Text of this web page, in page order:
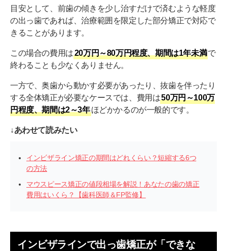
目安として、前歯の傾きを少し治すだけで済むような軽度
の出っ歯であれば、治療範囲を限定した部分矯正で対応で
きることがあります。
この場合の費用は20万円～80万円程度、期間は1年未満で
終わることも少なくありません。
一方で、奥歯から動かす必要があったり、抜歯を伴ったり
する全体矯正が必要なケースでは、費用は50万円～100万
円程度、期間は2～3年ほどかかるのが一般的です。
↓あわせて読みたい
インビザライン矯正の期間はどれくらい？短縮する6つ
の方法
マウスピース矯正の値段相場を解説！あなたの歯の矯正
費用はいくら？【歯科医師＆FP監修】
インビザラインで出っ歯矯正が「できな